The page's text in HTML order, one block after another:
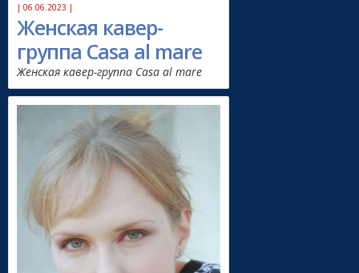
| 06.06.2023 |
Женская кавер-
группа Casa al mare
Женская кавер-группа Casa al mare